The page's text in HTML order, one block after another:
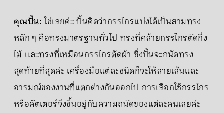
คุณปั้น:ใช่เลยค่ะ ปั้นคิดว่ากรรไกรแบ่งได้เป็นสามทรง
หลัก ๆ คือทรงมาตรฐานทั่วไป ทรงที่คล้ายกรรไกรตัดกิ่ง
ไม้ และทรงที่เหมือนกรรไกรตัดผ้า ซึ่งปั้นจะถนัดทรง
สุดท้ายที่สุดค่ะ เครื่องมือแต่ละชนิดก็จะให้ลายเส้นและ
อารมณ์ของงานที่แตกต่างกันออกไป การเลือกใช้กรรไกร
หรือคัตเตอร์จึงขึ้นอยู่กับความถนัดของแต่ละคนเลยค่ะ